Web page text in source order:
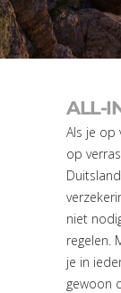
ALL-
Als je op
op
niet
regelen.
je in
gewoon